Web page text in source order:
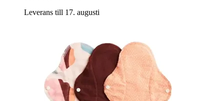
Leverans till 17. augusti